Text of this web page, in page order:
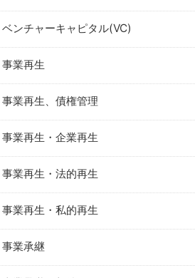
ベンチャーキャピタル(VC)
事業再生
事業再生、債権管理
事業再生・企業再生
事業再生・法的再生
事業再生・私的再生
事業承継